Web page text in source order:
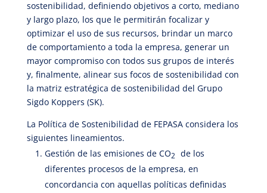
sostenibilidad, definiendo objetivos a corto, mediano
y largo plazo, los que le permitirán focalizar y
optimizar el uso de sus recursos, brindar un marco
de comportamiento a toda la empresa, generar un
mayor compromiso con todos sus grupos de interés
y, finalmente, alinear sus focos de sostenibilidad con
la matriz estratégica de sostenibilidad del Grupo
Sigdo Koppers (SK).
La Política de Sostenibilidad de FEPASA considera los
siguientes lineamientos.
Gestión de las emisiones de CO2
de los
diferentes procesos de la empresa, en
concordancia con aquellas políticas definidas